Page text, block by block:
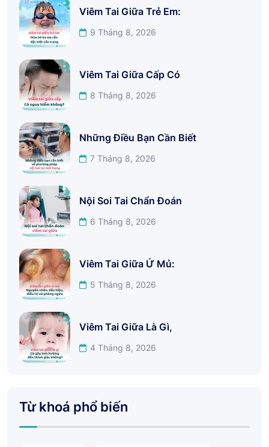
Viêm Tai Giữa Trẻ Em:
9 Tháng 8, 2026
Viêm Tai Giữa Cấp Có
8 Tháng 8, 2026
Những Điều Bạn Cần Biết
7 Tháng 8, 2026
Nội Soi Tai Chẩn Đoán
6 Tháng 8, 2026
Viêm Tai Giữa Ứ Mủ:
5 Tháng 8, 2026
Viêm Tai Giữa Là Gì,
4 Tháng 8, 2026
Từ khoá phổ biến